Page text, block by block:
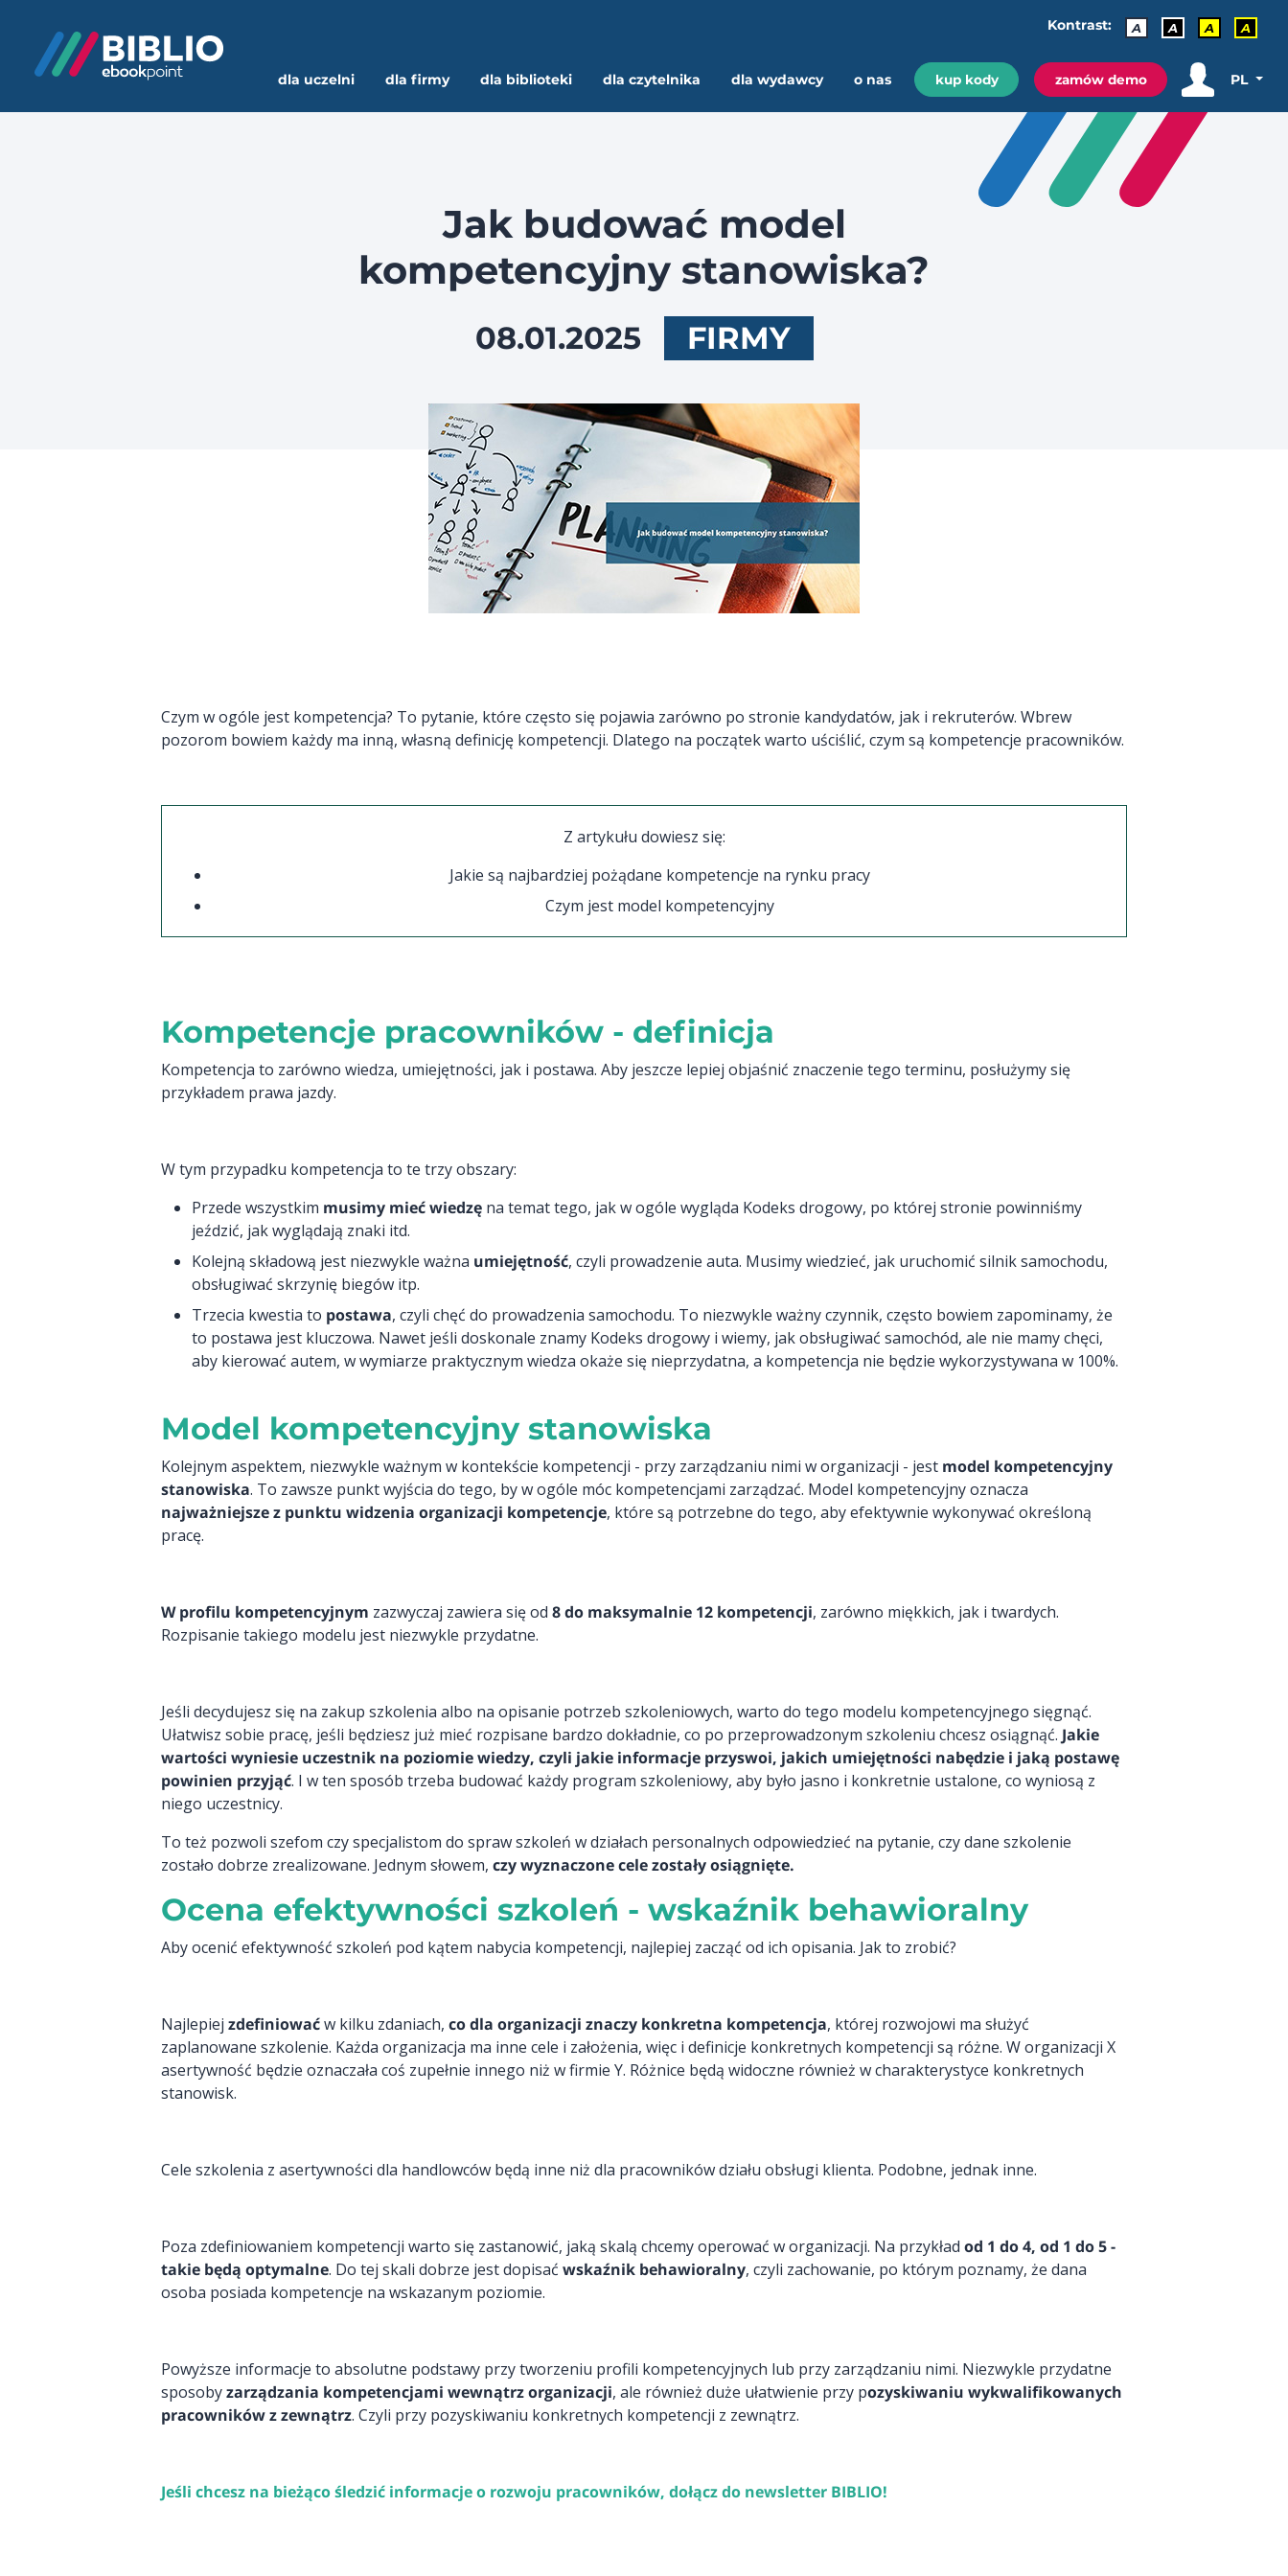
Kontrast: A A A A
dla uczelni dla firmy dla biblioteki dla czytelnika dla wydawcy o nas kup kody zamów demo PL
Jak budować model
kompetencyjny stanowiska?
08.01.2025 FIRMY
Czym w ogóle jest kompetencja? To pytanie, które często się pojawia zarówno po stronie kandydatów, jak i rekruterów. Wbrew
pozorom bowiem każdy ma inną, własną definicję kompetencji. Dlatego na początek warto uściślić, czym są kompetencje pracowników.
Z artykułu dowiesz się:
Jakie są najbardziej pożądane kompetencje na rynku pracy
Czym jest model kompetencyjny
Kompetencje pracowników - definicja
Kompetencja to zarówno wiedza, umiejętności, jak i postawa. Aby jeszcze lepiej objaśnić znaczenie tego terminu, posłużymy się
przykładem prawa jazdy.
W tym przypadku kompetencja to te trzy obszary:
Przede wszystkim musimy mieć wiedzę na temat tego, jak w ogóle wygląda Kodeks drogowy, po której stronie powinniśmy
jeździć, jak wyglądają znaki itd.
Kolejną składową jest niezwykle ważna umiejętność, czyli prowadzenie auta. Musimy wiedzieć, jak uruchomić silnik samochodu,
obsługiwać skrzynię biegów itp.
Trzecia kwestia to postawa, czyli chęć do prowadzenia samochodu. To niezwykle ważny czynnik, często bowiem zapominamy, że
to postawa jest kluczowa. Nawet jeśli doskonale znamy Kodeks drogowy i wiemy, jak obsługiwać samochód, ale nie mamy chęci,
aby kierować autem, w wymiarze praktycznym wiedza okaże się nieprzydatna, a kompetencja nie będzie wykorzystywana w 100%.
Model kompetencyjny stanowiska
Kolejnym aspektem, niezwykle ważnym w kontekście kompetencji - przy zarządzaniu nimi w organizacji - jest model kompetencyjny
stanowiska. To zawsze punkt wyjścia do tego, by w ogóle móc kompetencjami zarządzać. Model kompetencyjny oznacza
najważniejsze z punktu widzenia organizacji kompetencje, które są potrzebne do tego, aby efektywnie wykonywać określoną
pracę.
W profilu kompetencyjnym zazwyczaj zawiera się od 8 do maksymalnie 12 kompetencji, zarówno miękkich, jak i twardych.
Rozpisanie takiego modelu jest niezwykle przydatne.
Jeśli decydujesz się na zakup szkolenia albo na opisanie potrzeb szkoleniowych, warto do tego modelu kompetencyjnego sięgnąć.
Ułatwisz sobie pracę, jeśli będziesz już mieć rozpisane bardzo dokładnie, co po przeprowadzonym szkoleniu chcesz osiągnąć. Jakie
wartości wyniesie uczestnik na poziomie wiedzy, czyli jakie informacje przyswoi, jakich umiejętności nabędzie i jaką postawę
powinien przyjąć. I w ten sposób trzeba budować każdy program szkoleniowy, aby było jasno i konkretnie ustalone, co wyniosą z
niego uczestnicy.
To też pozwoli szefom czy specjalistom do spraw szkoleń w działach personalnych odpowiedzieć na pytanie, czy dane szkolenie
zostało dobrze zrealizowane. Jednym słowem, czy wyznaczone cele zostały osiągnięte.
Ocena efektywności szkoleń - wskaźnik behawioralny
Aby ocenić efektywność szkoleń pod kątem nabycia kompetencji, najlepiej zacząć od ich opisania. Jak to zrobić?
Najlepiej zdefiniowaćw kilku zdaniach, co dla organizacji znaczy konkretna kompetencja, której rozwojowi ma służyć
zaplanowane szkolenie. Każda organizacja ma inne cele i założenia, więc i definicje konkretnych kompetencji są różne. W organizacji X
asertywność będzie oznaczała coś zupełnie innego niż w firmie Y. Różnice będą widoczne również w charakterystyce konkretnych
stanowisk.
Cele szkolenia z asertywności dla handlowców będą inne niż dla pracowników działu obsługi klienta. Podobne, jednak inne.
Poza zdefiniowaniem kompetencji warto się zastanowić, jaką skalą chcemy operować w organizacji. Na przykład od 1 do 4, od 1 do 5 -
takie będą optymalne. Do tej skali dobrze jest dopisać wskaźnik behawioralny, czyli zachowanie, po którym poznamy, że dana
osoba posiada kompetencje na wskazanym poziomie.
Powyższe informacje to absolutne podstawy przy tworzeniu profili kompetencyjnych lub przy zarządzaniu nimi. Niezwykle przydatne
sposobyzarządzania kompetencjami wewnątrz organizacji, ale również duże ułatwienie przy pozyskiwaniu wykwalifikowanych
pracowników z zewnątrz. Czyli przy pozyskiwaniu konkretnych kompetencji z zewnątrz.
Jeśli chcesz na bieżąco śledzić informacje o rozwoju pracowników, dołącz do newsletter BIBLIO!